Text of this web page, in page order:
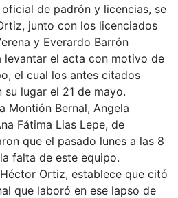
de padrón y licencias, se
junto con los licenciados
y Everardo Barrón
levantar el acta con motivo de
el cual los antes citados
lugar el 21 de mayo.
Montión Bernal, Angela
Fátima Lias Lepe, de
que el pasado lunes a las 8
falta de este equipo.
Ortiz, establece que citó
que laboró en ese lapso de